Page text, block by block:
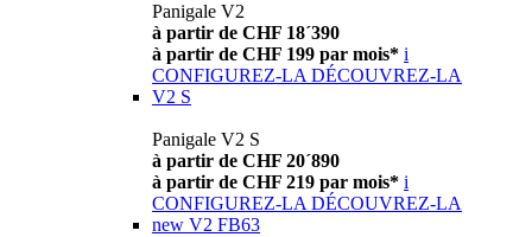
Panigale V2
à partir de CHF 18´390
à partir de CHF 199 par mois* i
CONFIGUREZ-LA DÉCOUVREZ-LA
V2 S
Panigale V2 S
à partir de CHF 20´890
à partir de CHF 219 par mois* i
CONFIGUREZ-LA DÉCOUVREZ-LA
new V2 FB63